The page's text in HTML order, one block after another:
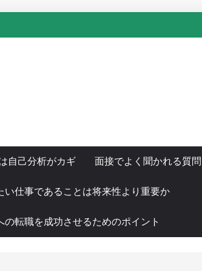
自己分析がカギ 面接でよく聞かれる質
い仕事であることは将来性より重要か
転職を成功させるためのポイント